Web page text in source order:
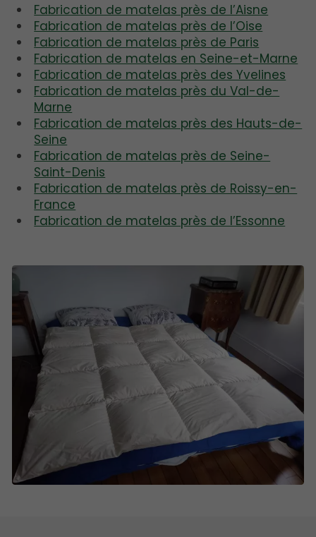
Fabrication de matelas près de l’Aisne
Fabrication de matelas près de l’Oise
Fabrication de matelas près de Paris
Fabrication de matelas en Seine-et-Marne
Fabrication de matelas près des Yvelines
Fabrication de matelas près du Val-de-
Marne
Fabrication de matelas près des Hauts-de-
Seine
Fabrication de matelas près de Seine-
Saint-Denis
Fabrication de matelas près de Roissy-en-
France
Fabrication de matelas près de l’Essonne